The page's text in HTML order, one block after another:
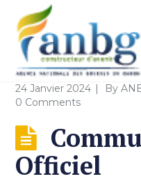
24 Janvier 2024 By
0 Comments
Officiel